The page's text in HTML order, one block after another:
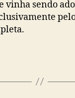
vinha sendo